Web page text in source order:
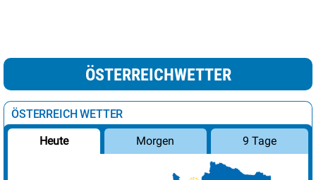
ÖSTERREICHWETTER
ÖSTERREICH WETTER
Heute Morgen 9 Tage